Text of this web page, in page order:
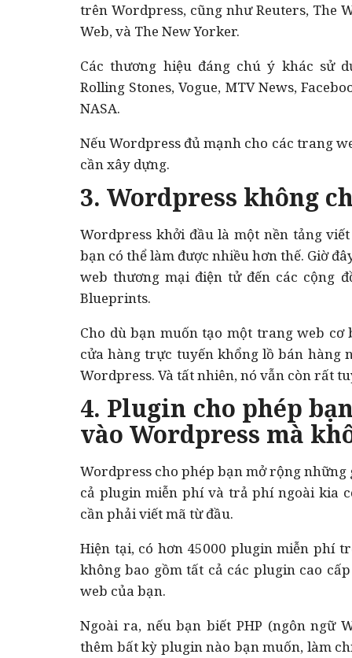
trên Wordpress, cũng như Reuters, The
Web, và The New Yorker.
Các thương hiệu đáng chú ý khác sử
Rolling Stones, Vogue, MTV News,
NASA.
Nếu Wordpress đủ mạnh cho các trang
cần xây dựng.
3. Wordpress không
Wordpress khởi đầu là một nền tảng
bạn có thể làm được nhiều hơn thế. Giờ
web thương mại điện tử đến các cộng
Blueprints.
Cho dù bạn muốn tạo một trang web
cửa hàng trực tuyến khổng lồ bán hàng
Wordpress. Và tất nhiên, nó vẫn còn rất
4. Plugin cho phép
vào Wordpress mà
Wordpress cho phép bạn mở rộng những
cả plugin miễn phí và trả phí ngoài kia
cần phải viết mã từ đầu.
Hiện tại, có hơn 45000 plugin miễn phí
không bao gồm tất cả các plugin cao
web của bạn.
Ngoài ra, nếu bạn biết PHP (ngôn ngữ
thêm bất kỳ plugin nào bạn muốn, làm